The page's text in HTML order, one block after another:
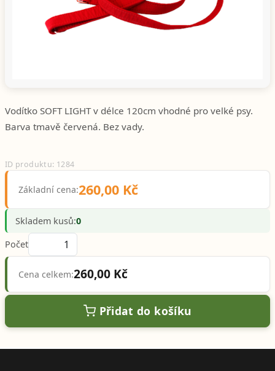
Vodítko SOFT LIGHT v délce 120cm vhodné pro velké psy.
Barva tmavě červená. Bez vady.
ID produktu: 1284
Základní cena:260,00 Kč
Skladem kusů:0
Počet
Cena celkem:260,00 Kč
Přidat do košíku